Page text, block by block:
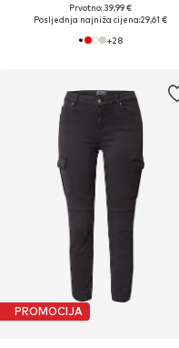
Prvotno: 39,99 €
Posljednja najniža cijena:29,61 €
+28
PROMOCIJA